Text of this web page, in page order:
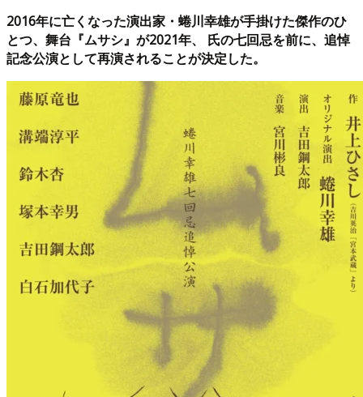
2016年に亡くなった演出家・蜷川幸雄が手掛けた傑作のひ
とつ、舞台『ムサシ』が2021年、 氏の七回忌を前に、追悼
記念公演として再演されることが決定した。